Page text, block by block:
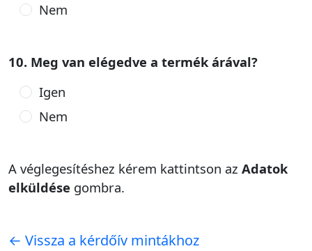
Nem
10. Meg van elégedve a termék árával?
Igen
Nem
A véglegesítéshez kérem kattintson az Adatok
elküldése gombra.
← Vissza a kérdőív mintákhoz